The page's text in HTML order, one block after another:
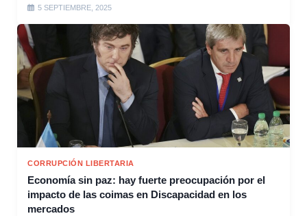
5 SEPTIEMBRE, 2025
CORRUPCIÓN LIBERTARIA
Economía sin paz: hay fuerte preocupación por el
impacto de las coimas en Discapacidad en los
mercados